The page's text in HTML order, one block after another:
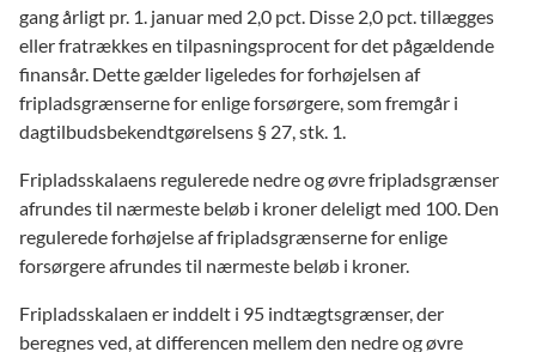
gang årligt pr. 1. januar med 2,0 pct. Disse 2,0 pct. tillægges
eller fratrækkes en tilpasningsprocent for det pågældende
finansår. Dette gælder ligeledes for forhøjelsen af
fripladsgrænserne for enlige forsørgere, som fremgår i
dagtilbudsbekendtgørelsens § 27, stk. 1.
Fripladsskalaens regulerede nedre og øvre fripladsgrænser
afrundes til nærmeste beløb i kroner deleligt med 100. Den
regulerede forhøjelse af fripladsgrænserne for enlige
forsørgere afrundes til nærmeste beløb i kroner.
Fripladsskalaen er inddelt i 95 indtægtsgrænser, der
beregnes ved, at differencen mellem den nedre og øvre